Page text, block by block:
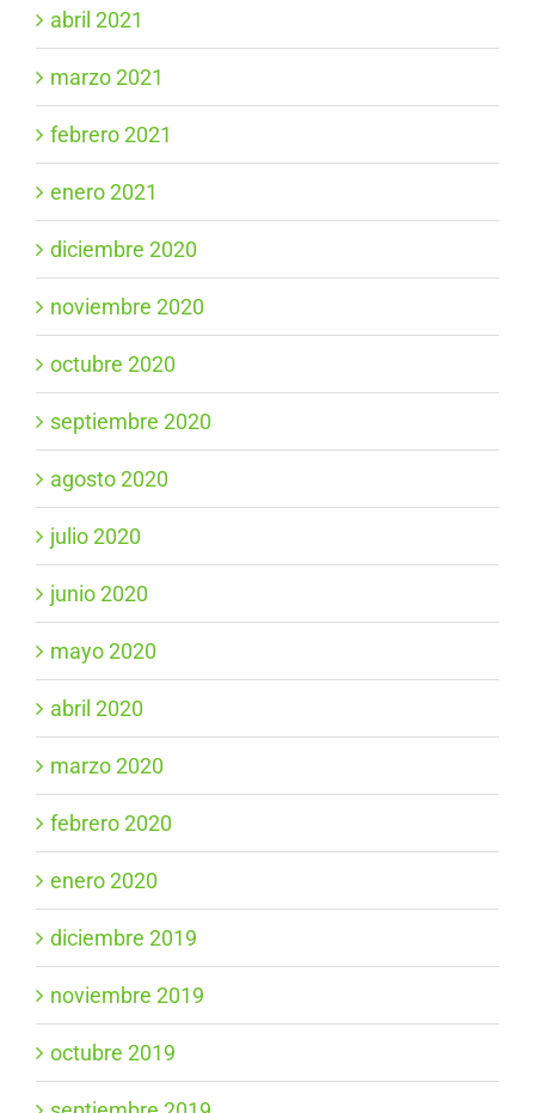
abril 2021
marzo 2021
febrero 2021
enero 2021
diciembre 2020
noviembre 2020
octubre 2020
septiembre 2020
agosto 2020
julio 2020
junio 2020
mayo 2020
abril 2020
marzo 2020
febrero 2020
enero 2020
diciembre 2019
noviembre 2019
octubre 2019